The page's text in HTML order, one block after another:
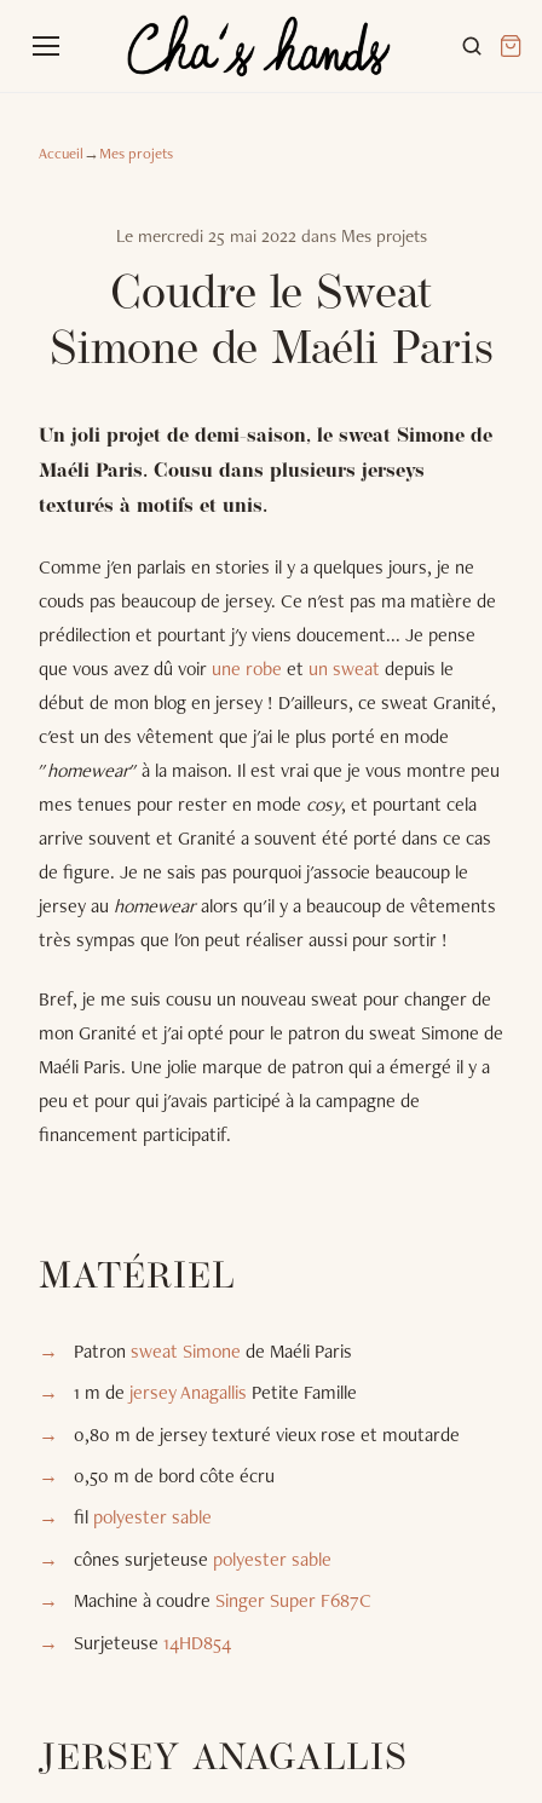
Accueil→Mes projets
Le mercredi 25 mai 2022dans Mes projets
Coudre le Sweat
Simone de Maéli Paris
Un joli projet de demi-saison, le sweat Simone de
Maéli Paris. Cousu dans plusieurs jerseys
texturés à motifs et unis.
Comme j'en parlais en stories il y a quelques jours, je ne
couds pas beaucoup de jersey. Ce n'est pas ma matière de
prédilection et pourtant j'y viens doucement... Je pense
que vous avez dû voir une robe et un sweat depuis le
début de mon blog en jersey ! D'ailleurs, ce sweat Granité,
c'est un des vêtement que j'ai le plus porté en mode
"homewear" à la maison. Il est vrai que je vous montre peu
mes tenues pour rester en mode cosy, et pourtant cela
arrive souvent et Granité a souvent été porté dans ce cas
de figure. Je ne sais pas pourquoi j'associe beaucoup le
jersey au homewearalors qu'il y a beaucoup de vêtements
très sympas que l'on peut réaliser aussi pour sortir !
Bref, je me suis cousu un nouveau sweat pour changer de
mon Granité et j'ai opté pour le patron du sweat Simone de
Maéli Paris. Une jolie marque de patron qui a émergé il y a
peu et pour qui j'avais participé à la campagne de
financement participatif.
MATÉRIEL
Patron sweat Simone de Maéli Paris
1 m de jersey Anagallis Petite Famille
0,80 m de jersey texturé vieux rose et moutarde
0,50 m de bord côte écru
fil polyester sable
cônes surjeteuse polyester sable
Machine à coudre Singer Super F687C
Surjeteuse 14HD854
JERSEY ANAGALLIS